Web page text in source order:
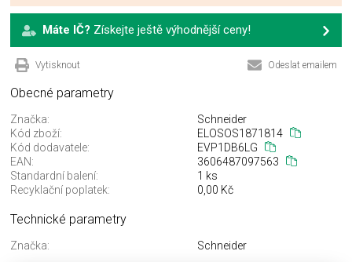
Máte IČ? Získejte ještě výhodnější ceny!
Vytisknout Odeslat emailem
Obecné parametry
Značka:
Schneider
Kód zboží:
ELOSOS1871814
Kód dodavatele:
EVP1DB6LG
EAN:
3606487097563
Standardní balení:
1 ks
Recyklační poplatek:
0,00 Kč
Technické parametry
Značka: Schneider